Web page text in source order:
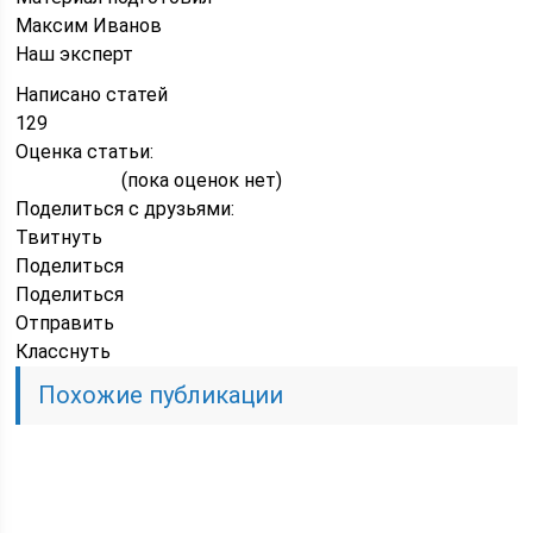
Максим Иванов
Наш эксперт
Написано статей
129
Оценка статьи:
(пока оценок нет)
Поделиться с друзьями:
Твитнуть
Поделиться
Поделиться
Отправить
Класснуть
Похожие публикации